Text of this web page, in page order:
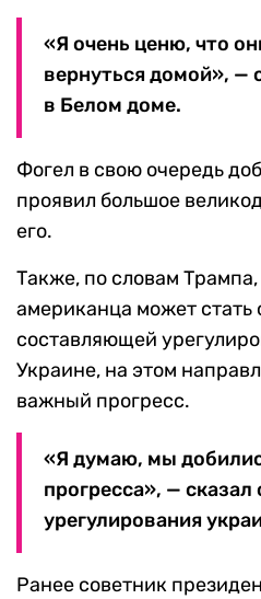
«Я очень ценю, что
вернуться домой», —
в Белом доме.
Фогел в свою очередь
проявил большое
его.
Также, по словам
американца может стать
составляющей
Украине, на этом
важный прогресс.
«Я думаю, мы
прогресса», —
урегулирования
Ранее советник